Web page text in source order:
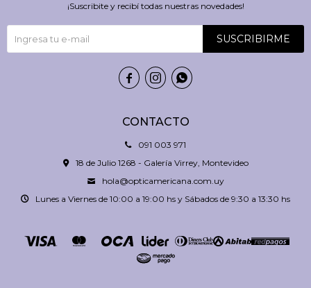
CONTACTO
091 003 971
18 de Julio 1268 - Galería Virrey, Montevideo
hola@opticamericana.com.uy
Lunes a Viernes de 10:00 a 19:00 hs y Sábados de 9:30 a 13:30 hs
¡Suscribite y recibí todas nuestras novedades!
SUSCRIBIRME
  